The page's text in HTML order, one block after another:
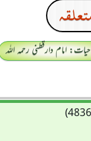
امام دارقطنی رحمہ اللہ